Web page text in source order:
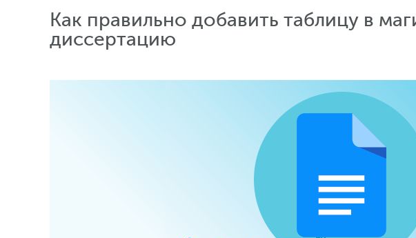
Как правильно добавить таблицу в
диссертацию